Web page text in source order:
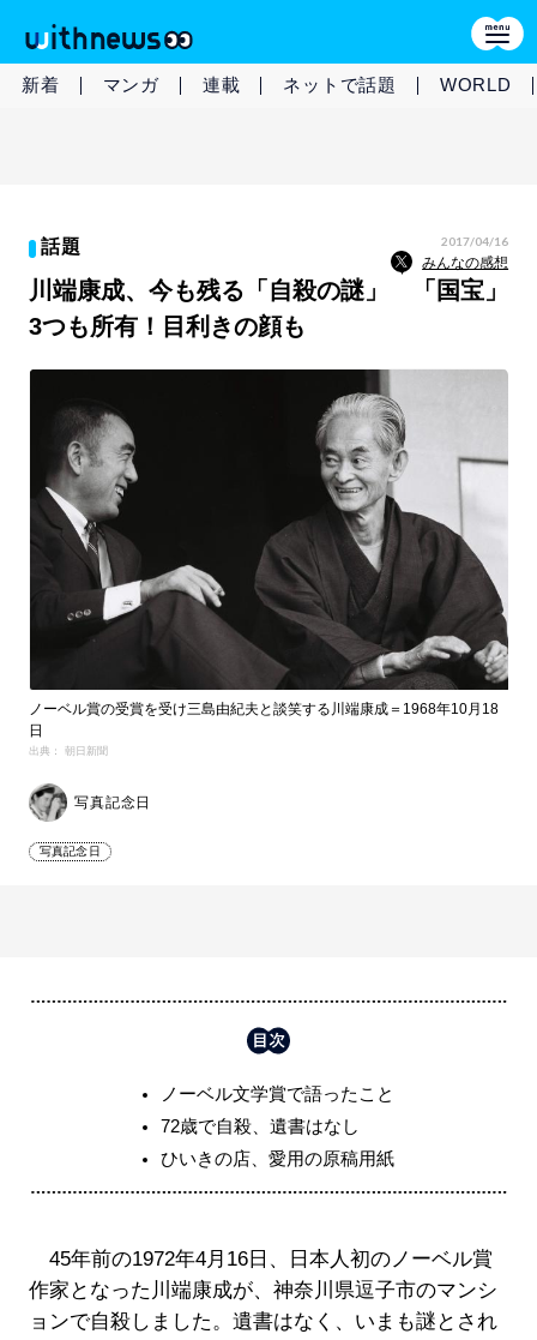
新着 マンガ 連載 ネットで話題 WORLD
話題 2017/04/16
みんなの感想
川端康成、今も残る「自殺の謎」 「国宝」
3つも所有！目利きの顔も
ノーベル賞の受賞を受け三島由紀夫と談笑する川端康成＝1968年10月18
日
出典： 朝日新聞
写真記念日
写真記念日
ノーベル文学賞で語ったこと
72歳で自殺、遺書はなし
ひいきの店、愛用の原稿用紙
45年前の1972年4月16日、日本人初のノーベル賞
作家となった川端康成が、神奈川県逗子市のマンシ
ョンで自殺しました。遺書はなく、いまも謎とされ